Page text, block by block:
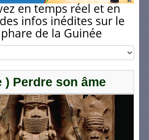
en temps réel et en
infos inédites sur le
de la Guinée
) Perdre son âme